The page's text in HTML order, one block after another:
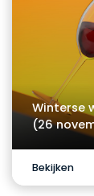
Winterse
(26
Bekijken